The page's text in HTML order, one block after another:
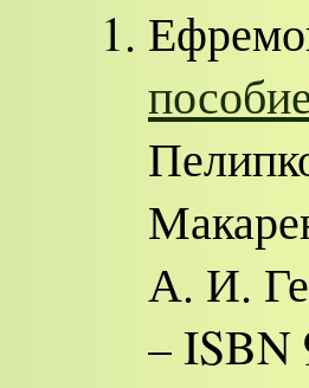
А. И.
– ISBN